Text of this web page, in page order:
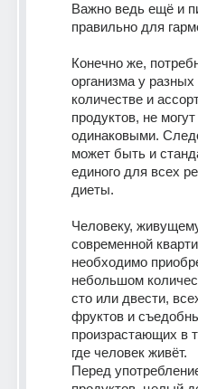
Важно ведь ещё и
правильно для
Конечно же,
организма у
количестве и
продуктов, не
одинаковыми.
может быть и
единого для всех
диеты.
Человеку,
современной
необходимо
небольшом
сто или двести,
фруктов и
произрастающих в
где человек живёт.
Перед